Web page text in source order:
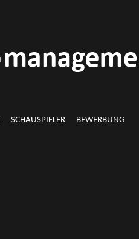
SCHAUSPIELER BEWERBUNG